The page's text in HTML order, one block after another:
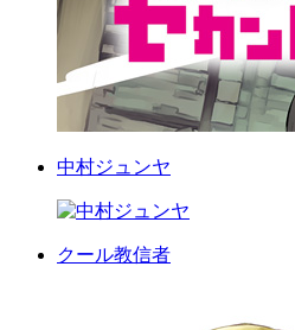
中村ジュンヤ
クール教信者